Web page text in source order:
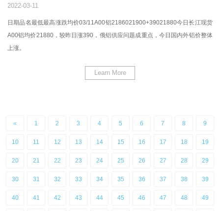
2022-03-11
日期品名最低最高涨跌均价03/11A00铝2186021900+39021880今日长江现货
A00铝均价21880，较昨日涨390，俄铝供应问题成重点，今日国内外铝价整体
上涨。
Learn More
« 1 2 3 4 5 6 7 8 9
10 11 12 13 14 15 16 17 18 19
20 21 22 23 24 25 26 27 28 29
30 31 32 33 34 35 36 37 38 39
40 41 42 43 44 45 46 47 48 49